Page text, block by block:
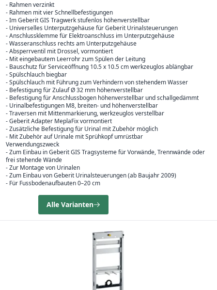
- Rahmen verzinkt
- Rahmen mit vier Schnellbefestigungen
- Im Geberit GIS Tragwerk stufenlos höhenverstellbar
- Universelles Unterputzgehäuse für Geberit Urinalsteuerungen
- Anschlussklemme für Elektroanschluss im Unterputzgehäuse
- Wasseranschluss rechts am Unterputzgehäuse
- Absperrventil mit Drossel, vormontiert
- Mit eingebautem Leerrohr zum Spülen der Leitung
- Bauschutz für Serviceöffnung 10.5 x 10.5 cm werkzeuglos ablängbar
- Spülschlauch biegbar
- Spülschlauch mit Führung zum Verhindern von stehendem Wasser
- Befestigung für Zulauf Ø 32 mm höhenverstellbar
- Befestigung für Anschlussbogen höhenverstellbar und schallgedämmt
- Urinalbefestigungen M8, breiten- und höhenverstellbar
- Traversen mit Mittenmarkierung, werkzeuglos verstellbar
- Geberit Adapter MeplaFix vormontiert
- Zusätzliche Befestigung für Urinal mit Zubehör möglich
- Mit Zubehör auf Urinale mit Sprühkopf umrüstbar
Verwendungszweck
- Zum Einbau in Geberit GIS Tragsysteme für Vorwände, Trennwände oder
frei stehende Wände
- Zur Montage von Urinalen
- Zum Einbau von Geberit Urinalsteuerungen (ab Baujahr 2009)
- Für Fussbodenaufbauten 0–20 cm
Alle Varianten